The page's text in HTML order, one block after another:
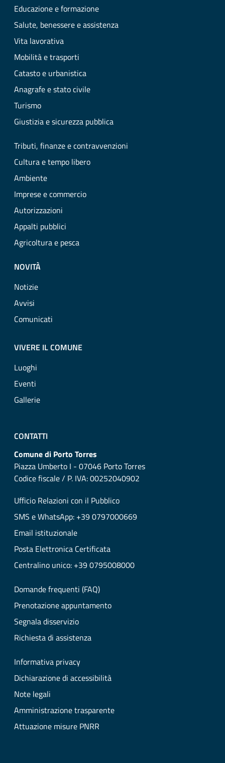
Educazione e formazione
Salute, benessere e assistenza
Vita lavorativa
Mobilità e trasporti
Catasto e urbanistica
Anagrafe e stato civile
Turismo
Giustizia e sicurezza pubblica
Tributi, finanze e contravvenzioni
Cultura e tempo libero
Ambiente
Imprese e commercio
Autorizzazioni
Appalti pubblici
Agricoltura e pesca
NOVITÀ
Notizie
Avvisi
Comunicati
VIVERE IL COMUNE
Luoghi
Eventi
Gallerie
CONTATTI
Comune di Porto Torres
Piazza Umberto I - 07046 Porto Torres
Codice fiscale / P. IVA: 00252040902
Ufficio Relazioni con il Pubblico
SMS e WhatsApp: +39 0797000669
Email istituzionale
Posta Elettronica Certificata
Centralino unico: +39 0795008000
Domande frequenti (FAQ)
Prenotazione appuntamento
Segnala disservizio
Richiesta di assistenza
Informativa privacy
Dichiarazione di accessibilità
Note legali
Amministrazione trasparente
Attuazione misure PNRR